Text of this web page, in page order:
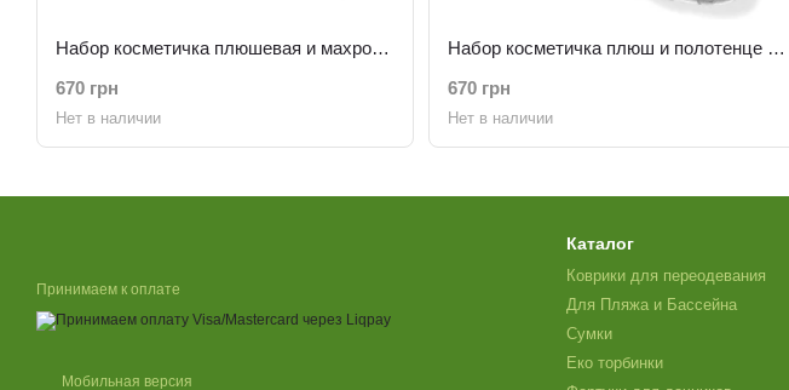
Набор косметичка плюшевая и махровое полотенце беж
670 грн
Нет в наличии
Набор косметичка плюш и полотенце махровое розовый
670 грн
Нет в наличии
Принимаем к оплате
Мобильная версия
Каталог
Коврики для переодевания
Для Пляжа и Бассейна
Сумки
Еко торбинки